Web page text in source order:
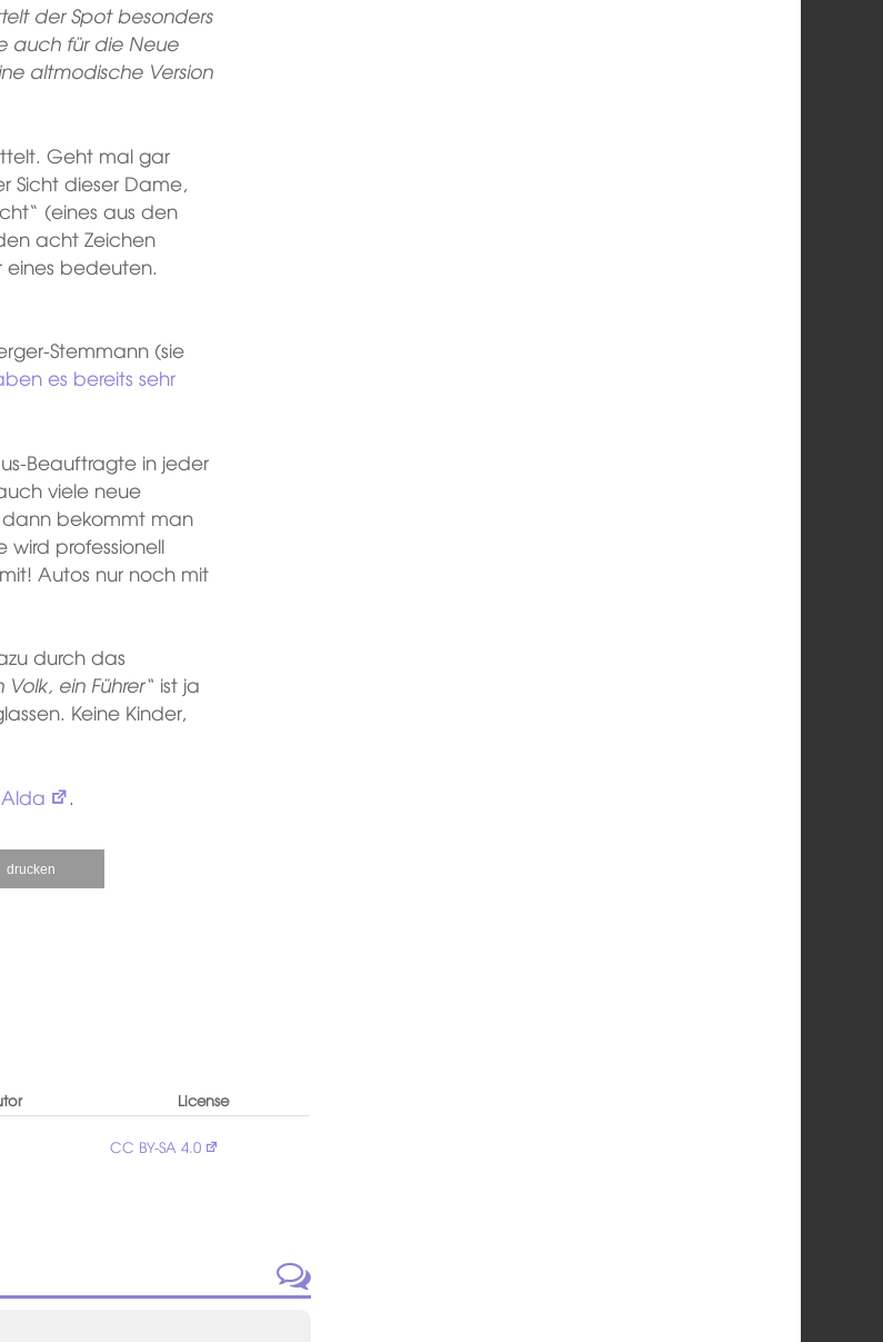
der Spot besonders
auch für die Neue
altmodische Version
Geht mal gar
Sicht dieser Dame,
(eines aus den
acht Zeichen
bedeuten.
Stemmann (sie
es bereits sehr
Beauftragte in jeder
viele neue
dann bekommt man
wird professionell
Autos nur noch mit
durch das
Volk, ein Führer“ ist ja
Keine Kinder,
.
drucken
License
CC BY-SA 4.0